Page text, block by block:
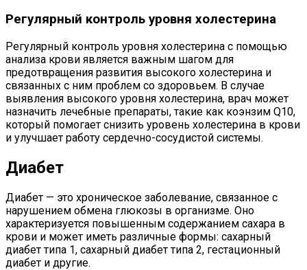
Регулярный контроль уровня холестерина
Регулярный контроль уровня холестерина с помощью
анализа крови является важным шагом для
предотвращения развития высокого холестерина и
связанных с ним проблем со здоровьем. В случае
выявления высокого уровня холестерина, врач может
назначить лечебные препараты, такие как коэнзим Q10,
который помогает снизить уровень холестерина в крови
и улучшает работу сердечно-сосудистой системы.
Диабет
Диабет — это хроническое заболевание, связанное с
нарушением обмена глюкозы в организме. Оно
характеризуется повышенным содержанием сахара в
крови и может иметь различные формы: сахарный
диабет типа 1, сахарный диабет типа 2, гестационный
диабет и другие.